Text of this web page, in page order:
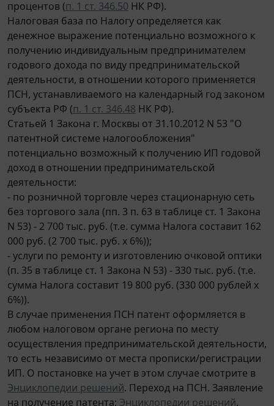
процентов (п. 1 ст. 346.50 НК РФ).
Налоговая база по Налогу определяется как
денежное выражение потенциально возможного к
получению индивидуальным предпринимателем
годового дохода по виду предпринимательской
деятельности, в отношении которого применяется
ПСН, устанавливаемого на календарный год законом
субъекта РФ (п. 1 ст. 346.48 НК РФ).
Статьей 1 Закона г. Москвы от 31.10.2012 N 53 "О
патентной системе налогообложения"
потенциально возможный к получению ИП годовой
доход в отношении предпринимательской
деятельности:
- по розничной торговле через стационарную сеть
без торгового зала (пп. 3 п. 63 в таблице ст. 1 Закона
N 53) - 2 700 тыс. руб. (т.е. сумма Налога составит 162
000 руб. (2 700 тыс. руб. х 6%));
- услуги по ремонту и изготовлению очковой оптики
(п. 35 в таблице ст. 1 Закона N 53) - 330 тыс. руб. (т.е.
сумма Налога составит 19 800 руб. (330 000 рублей х
6%)).
В случае применения ПСН патент оформляется в
любом налоговом органе региона по месту
осуществления предпринимательской деятельности,
то есть независимо от места прописки/регистрации
ИП. О постановке на учет в этом случае смотрите в
Энциклопедии решений. Переход на ПСН. Заявление
на получение патента; Энциклопедии решений.